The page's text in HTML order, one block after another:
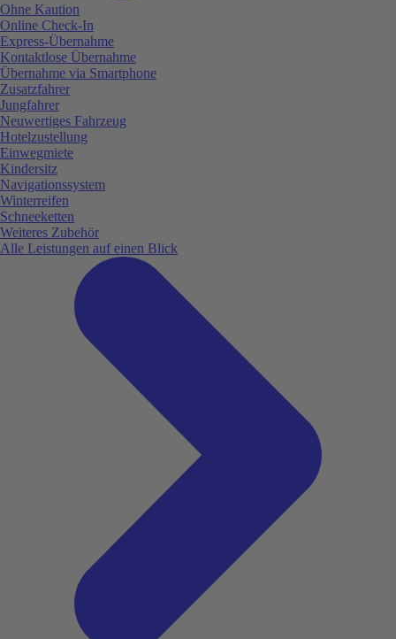
Ohne Kaution
Online Check-In
Express-Übernahme
Kontaktlose Übernahme
Übernahme via Smartphone
Zusatzfahrer
Jungfahrer
Neuwertiges Fahrzeug
Hotelzustellung
Einwegmiete
Kindersitz
Navigationssystem
Winterreifen
Schneeketten
Weiteres Zubehör
Alle Leistungen auf einen Blick